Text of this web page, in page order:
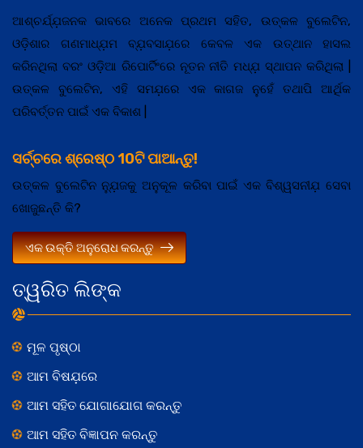
ତ୍ୱରିତ ଲିଙ୍କ
ମୂଳ ପୃଷ୍ଠା
ଆମ ବିଷଯ଼ରେ
ଆମ ସହିତ ଯୋଗାଯୋଗ କରନ୍ତୁ
ଆମ ସହିତ ବିଜ୍ଞାପନ କରନ୍ତୁ
ଆଶ୍ଚର୍ଯ୍ଯ଼ଜନକ ଭାବରେ ଅନେକ ପ୍ରଥମ ସହିତ, ଉତ୍କଳ ବୁଲେଟିନ,
ଓଡ଼ିଶାର ଗଣମାଧ୍ଯ଼ମ ବ୍ଯ଼ବସାଯ଼ରେ କେବଳ ଏକ ଉତ୍ଥାନ ହାସଲ
କରିନଥିଲା ବରଂ ଓଡ଼ିଆ ରିପୋର୍ଟିଂରେ ନୂତନ ନୀତି ମଧ୍ଯ଼ ସ୍ଥାପନ କରିଥିଲା |
ଉତ୍କଳ ବୁଲେଟିନ, ଏହି ସମଯ଼ରେ ଏକ କାଗଜ ନୁହେଁ ତଥାପି ଆର୍ଥିକ
ପରିବର୍ତ୍ତନ ପାଇଁ ଏକ ବିକାଶ |
ସର୍ଚ୍ଚରେ ଶ୍ରେଷ୍ଠ 10ଟି ପାଆନ୍ତୁ!
ଉତ୍କଳ ବୁଲେଟିନ ନ୍ଯ଼ୁଜକୁ ଅନୁକୂଳ କରିବା ପାଇଁ ଏକ ବିଶ୍ୱସନୀଯ଼ ସେବା
ଖୋଜୁଛନ୍ତି କି?
ଏକ ଉକ୍ତି ଅନୁରୋଧ କରନ୍ତୁ